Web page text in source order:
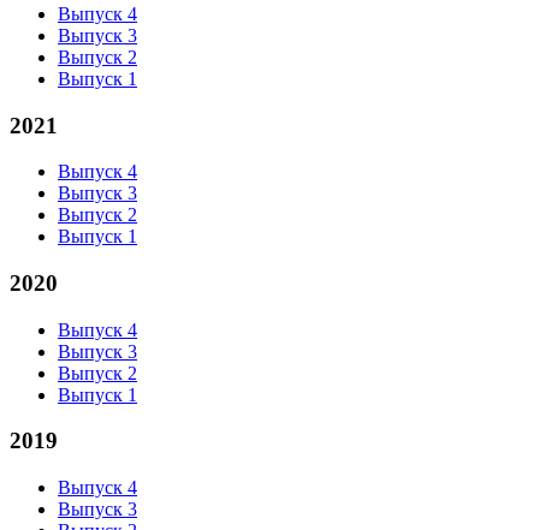
Выпуск 4
Выпуск 3
Выпуск 2
Выпуск 1
2021
Выпуск 4
Выпуск 3
Выпуск 2
Выпуск 1
2020
Выпуск 4
Выпуск 3
Выпуск 2
Выпуск 1
2019
Выпуск 4
Выпуск 3